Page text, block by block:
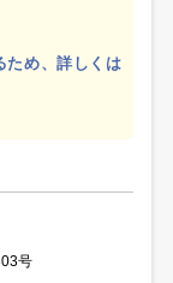
ため、詳しくは
号